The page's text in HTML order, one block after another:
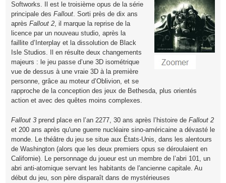
Softworks. Il est le troisième opus de la série
principale des Fallout. Sorti près de dix ans
après Fallout 2, il marque la reprise de la
licence par un nouveau studio, après la
faillite d’Interplay et la dissolution de Black
Isle Studios. Il en résulte deux changements
majeurs : le jeu passe d’une 3D isométrique
vue de dessus à une vraie 3D à la première
personne, grâce au moteur d’Oblivion, et se
rapproche de la conception des jeux de Bethesda, plus orientés
action et avec des quêtes moins complexes.
Fallout 3prend place en l’an 2277, 30 ans après l’histoire de Fallout 2
et 200 ans après qu'une guerre nucléaire sino-américaine a dévasté le
monde. Le théâtre du jeu se situe aux États-Unis, dans les alentours
de Washington (alors que les deux premiers opus se déroulaient en
Californie). Le personnage du joueur est un membre de l’abri 101, un
abri anti-atomique servant les habitants de l'ancienne capitale. Au
début du jeu, son père disparaît dans de mystérieuses